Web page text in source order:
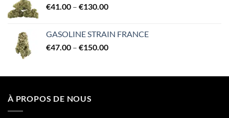
€41.00 – €130.00Price
through
€130.00
GASOLINE STRAIN FRANCE
€47.00 – €150.00Price
through
À PROPOS DE NOUS